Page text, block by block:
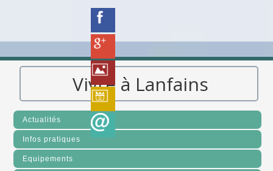
Vivre à Lanfains
Actualités
Infos pratiques
Equipements